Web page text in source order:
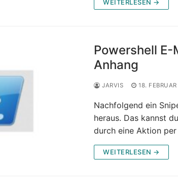
WEITERLESEN →
Powershell
Anhang
JARVIS 18.
Nachfolgend ein
heraus. Das kannst
durch eine Aktion
WEITERLESEN →